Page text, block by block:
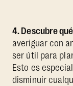
4. Descubre
averiguar con
ser útil para
Esto es
disminuir